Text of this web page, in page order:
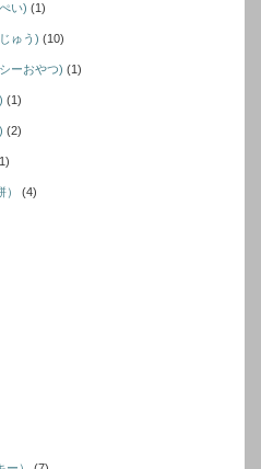
い) (1)
ゅう) (10)
ーおやつ) (1)
(1)
(2)
(4)